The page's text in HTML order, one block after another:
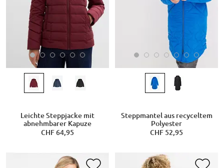
Leichte Steppjacke mit
abnehmbarer Kapuze
CHF 64,95
Steppmantel aus recyceltem
Polyester
CHF 52,95